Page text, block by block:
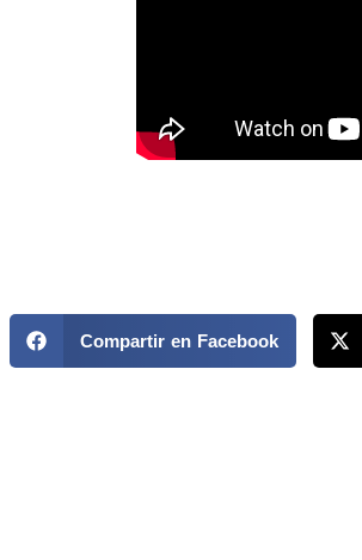
Compartir en Facebook